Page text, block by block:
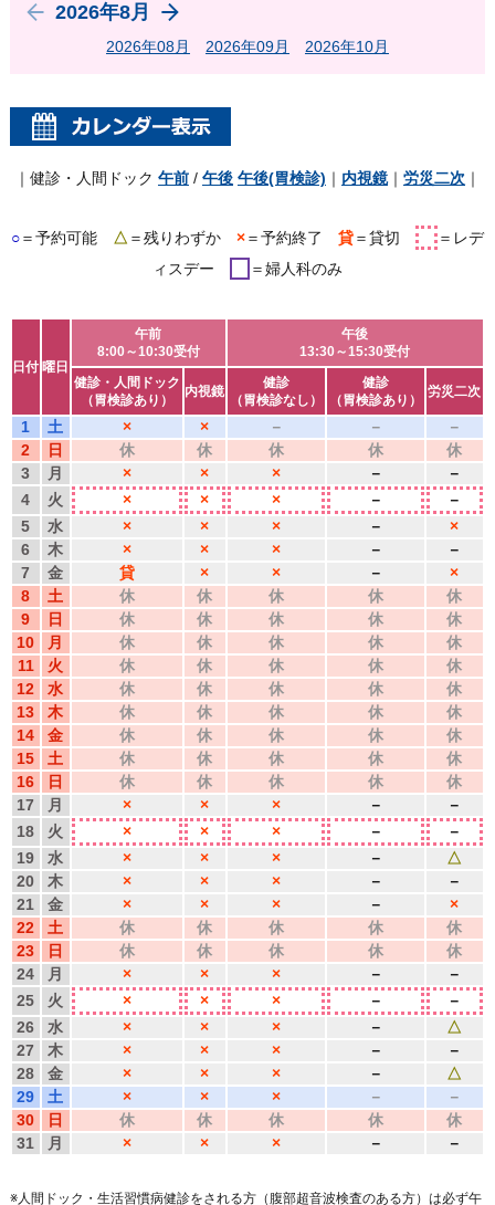
2026年8月
2026年08月 2026年09月 2026年10月
｜健診・人間ドック 午前/ 午後 午後(胃検診) ｜ 内視鏡｜ 労災二次 ｜
○＝予約可能 △ ＝残りわずか ×＝予約終了 貸＝貸切
＝レデ
ィスデー
＝婦人科のみ
日付 曜日
午前
8:00～10:30受付
午後
13:30～15:30受付
健診・人間ドック
（胃検診あり）
内視鏡
健診
（胃検診なし）
健診
（胃検診あり）
労災二次
1 土 × × － －
－
2
日 休 休 休 休
休
3
月 × × × －
－
4
火 × × × －
－
5
水 × × × －
×
6
木 × × × －
－
7
金 貸 × × －
×
8
土 休 休 休 休
休
9
日 休 休 休 休
休
10
月 休 休 休 休
休
11
火 休 休 休 休
休
12
水 休 休 休 休
休
13
木 休 休 休 休
休
14
金 休 休 休 休
休
15
土 休 休 休 休
休
16
日 休 休 休 休
休
17
月 × × × －
－
18
火 × × × －
－
19
水 × × × －
△
20
木 × × × －
－
21
金 × × × －
×
22
土 休 休 休 休
休
23
日 休 休 休 休
休
24
月 × × × －
－
25
火 × × × －
－
26
水 × × × －
△
27
木 × × × －
－
28
金 × × × －
△
29
土 × × × －
－
30
日 休 休 休 休
休
31
月 × × × － －
人間ドック・生活習慣病健診をされる方（腹部超音波検査のある方）は必ず午